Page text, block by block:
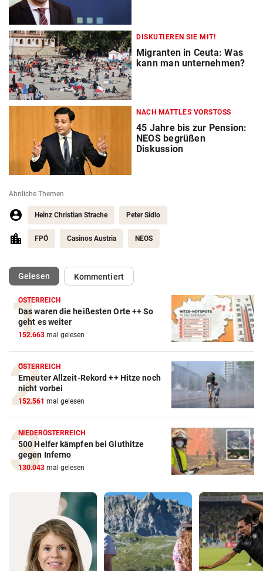
DISKUTIEREN SIE MIT!
Migranten in Ceuta: Was
kann man unternehmen?
NACH MATTLES VORSTOSS
45 Jahre bis zur Pension:
NEOS begrüßen
Diskussion
Ähnliche Themen
Heinz Christian Strache Peter Sidlo
FPÖ Casinos Austria NEOS
Gelesen(ausgewählt)Kommentiert
ÖSTERREICH
Das waren die heißesten Orte ++ So
geht es weiter
152.663 mal gelesen
ÖSTERREICH
Erneuter Allzeit-Rekord ++ Hitze noch
nicht vorbei
152.561 mal gelesen
NIEDERÖSTERREICH
500 Helfer kämpfen bei Gluthitze
gegen Inferno
130.043 mal gelesen